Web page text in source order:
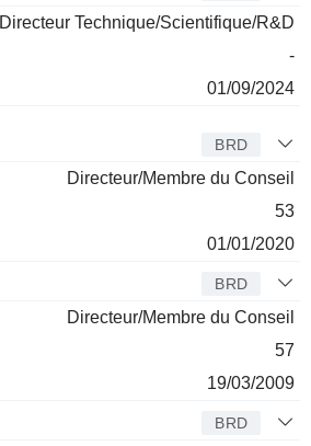
Directeur Technique/Scientifique/R&D
-
01/09/2024
BRD
Directeur/Membre du Conseil
53
01/01/2020
BRD
Directeur/Membre du Conseil
57
19/03/2009
BRD